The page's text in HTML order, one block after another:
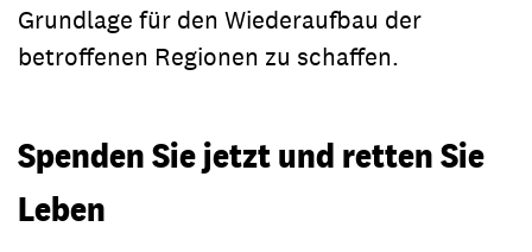
Grundlage für den Wiederaufbau der
betroffenen Regionen zu schaffen.
Spenden Sie jetzt und retten Sie
Leben